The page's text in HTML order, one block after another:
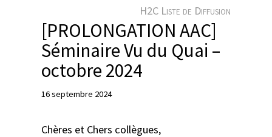
r
H2C Liste de Diffusion
[PROLONGATION AAC]
Séminaire Vu du Quai –
octobre 2024
16 septembre 2024
Chères et Chers collègues,